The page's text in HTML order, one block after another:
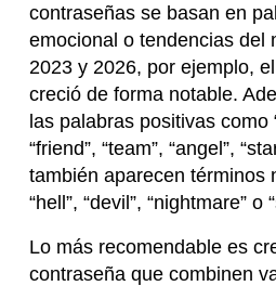
contraseñas se basan en
emocional o tendencias del
2023 y 2026, por ejemplo,
creció de forma notable.
las palabras positivas como
“friend”, “team”, “angel”,
también aparecen términos
“hell”, “devil”, “nightmare” o
Lo más recomendable es
contraseña que combinen